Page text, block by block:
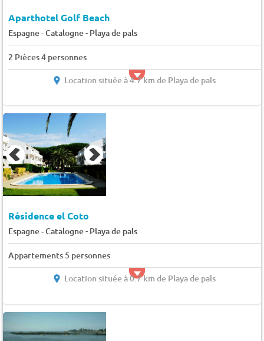
Aparthotel Golf Beach
Espagne - Catalogne- Playa de pals
2 Pièces 4 personnes
Location située à 4.7 km de Playa de pals
Résidence el Coto
Espagne - Catalogne- Playa de pals
Appartements 5 personnes
Location située à 0.7 km de Playa de pals